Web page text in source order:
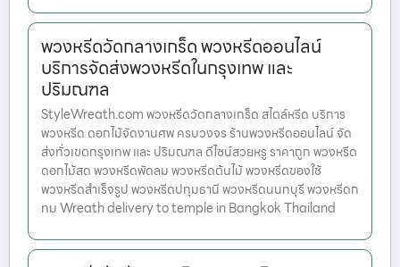
พวงหรีดวัดกลางเกร็ด พวงหรีดออนไลน์
บริการจัดส่งพวงหรีดในกรุงเทพ และ
ปริมณฑล
StyleWreath.com พวงหรีดวัดกลางเกร็ด สไตล์หรีด บริการ
พวงหรีด ดอกไม้จัดงานศพ ครบวงจร ร้านพวงหรีดออนไลน์ จัด
ส่งทั่วเขตกรุงเทพ และ ปริมณฑล ดีไซน์สวยหรู ราคาถูก พวงหรีด
ดอกไม้สด พวงหรีดพัดลม พวงหรีดต้นไม้ พวงหรีดของใช้
พวงหรีดสำเร็จรูป พวงหรีดปทุมธานี พวงหรีดนนทบุรี พวงหรีดก
ทม Wreath delivery to temple in Bangkok Thailand